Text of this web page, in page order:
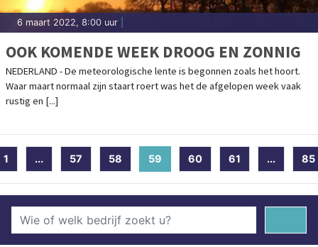
6 maart 2022, 8:00 uur
OOK KOMENDE WEEK DROOG EN ZONNIG
NEDERLAND - De meteorologische lente is begonnen zoals het hoort.
Waar maart normaal zijn staart roert was het de afgelopen week vaak
rustig en [...]
1 ... 57 58 59 (current)
60 61 ... 85